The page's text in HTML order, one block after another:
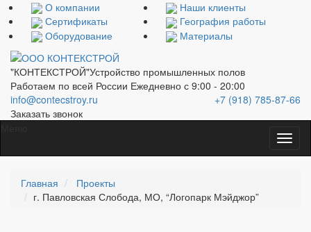
О компании
Наши клиенты
Сертификаты
География работы
Оборудование
Материалы
"КОНТЕКСТРОЙ"Устройство промышленных полов
Работаем по всей России Ежедневно с 9:00 - 20:00
info@contecstroy.ru
+7 (918) 785-87-66
Заказать звонок
Главная
Проекты
г. Павловская Слобода, МО, “Логопарк Мэйджор”